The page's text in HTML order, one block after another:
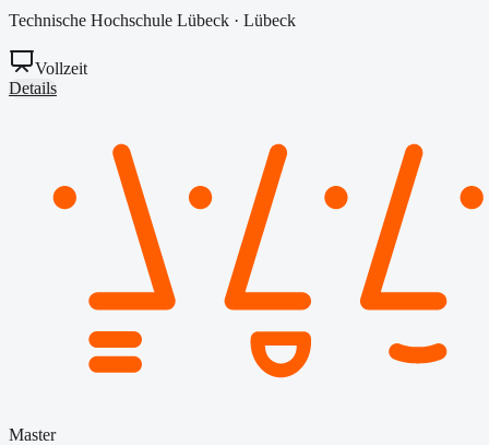
Technische Hochschule Lübeck · Lübeck
Vollzeit
Details
Master